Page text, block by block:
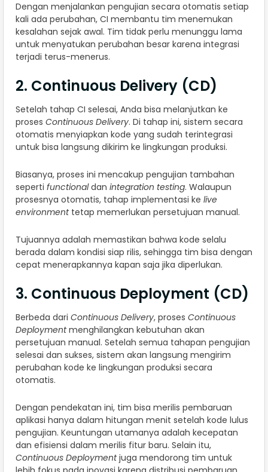
Dengan menjalankan pengujian secara otomatis setiap
kali ada perubahan, CI membantu tim menemukan
kesalahan sejak awal. Tim tidak perlu menunggu lama
untuk menyatukan perubahan besar karena integrasi
terjadi terus-menerus.
2. Continuous Delivery (CD)
Setelah tahap CI selesai, Anda bisa melanjutkan ke
proses Continuous Delivery. Di tahap ini, sistem secara
otomatis menyiapkan kode yang sudah terintegrasi
untuk bisa langsung dikirim ke lingkungan produksi.
Biasanya, proses ini mencakup pengujian tambahan
seperti functionaldan integration testing. Walaupun
prosesnya otomatis, tahap implementasi ke live
environmenttetap memerlukan persetujuan manual.
Tujuannya adalah memastikan bahwa kode selalu
berada dalam kondisi siap rilis, sehingga tim bisa dengan
cepat menerapkannya kapan saja jika diperlukan.
3. Continuous Deployment (CD)
Berbeda dari Continuous Delivery, proses Continuous
Deploymentmenghilangkan kebutuhan akan
persetujuan manual. Setelah semua tahapan pengujian
selesai dan sukses, sistem akan langsung mengirim
perubahan kode ke lingkungan produksi secara
otomatis.
Dengan pendekatan ini, tim bisa merilis pembaruan
aplikasi hanya dalam hitungan menit setelah kode lulus
pengujian. Keuntungan utamanya adalah kecepatan
dan efisiensi dalam merilis fitur baru. Selain itu,
Continuous Deploymentjuga mendorong tim untuk